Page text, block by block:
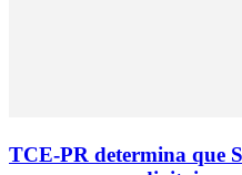
TCE-PR determina que